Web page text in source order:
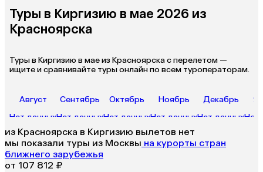
Туры в Киргизию в мае 2026 из
Красноярска
Туры в Киргизию в мае из Красноярска с перелетом —
ищите и сравнивайте туры онлайн по всем туроператорам.
Август
Нет данных
Сентябрь
Нет данных
Октябрь
Нет данных
Ноябрь
Нет данных
Декабрь
Нет данныхНет
из Красноярска в Киргизию вылетов нет
мы показали туры из Москвы на курорты стран
ближнего зарубежья
от 107 812 ₽